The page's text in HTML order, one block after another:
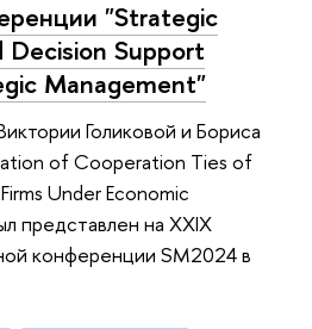
"Strategic
Support
Management"
Голиковой и Бориса
of Cooperation Ties of
Under Economic
представлен на XXIX
конференции SM2024 в